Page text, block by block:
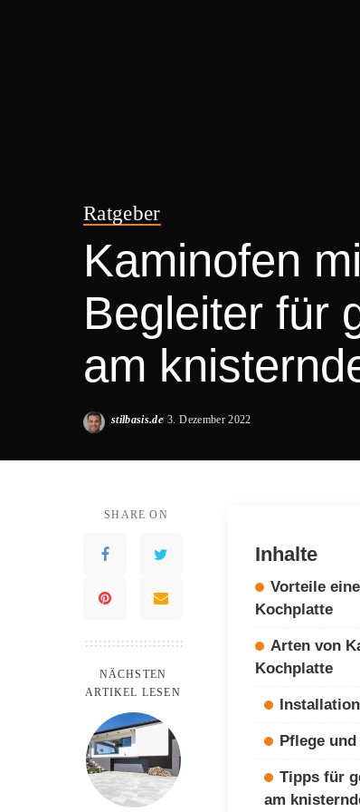
Ratgeber
Kaminofen
Begleiter für
am
Posted
stilbasis.de 3. Dezember 2022
SHARE ON
NÄCHSTEN
ARTIKEL LESEN
Inhalte
Vorteile
Kochplatte
Arten von
Kochplatte
Pflege
Tipps für
am